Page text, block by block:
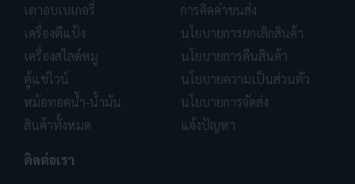
เตาอบเบเกอรี่
เครื่องตีแป้ง
เครื่องสไลด์หมู
ตู้แช่ไวน์
หม้อทอดน้ำ-น้ำมัน
สินค้าทั้งหมด
การคิดค่าขนส่ง
นโยบายการยกเลิกสินค้า
นโยบายการคืนสินค้า
นโยบายความเป็นส่วนตัว
นโยบายการจัดส่ง
แจ้งปัญหา
ติดต่อเรา